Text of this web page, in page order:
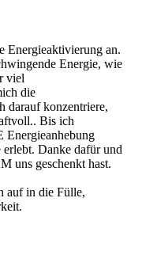
Energieaktivierung an.
Energie, wie
viel
die
darauf konzentriere,
Bis ich
Energieanhebung
Danke dafür und
uns geschenkt hast.
auf in die Fülle,